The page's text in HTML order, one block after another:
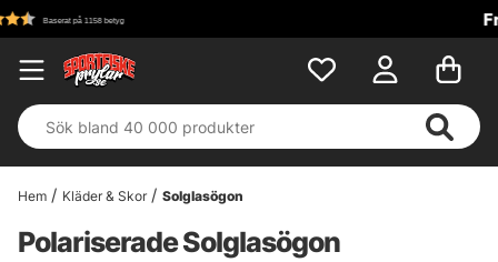
Hem Kläder & Skor Solglasögon
Polariserade Solglasögon